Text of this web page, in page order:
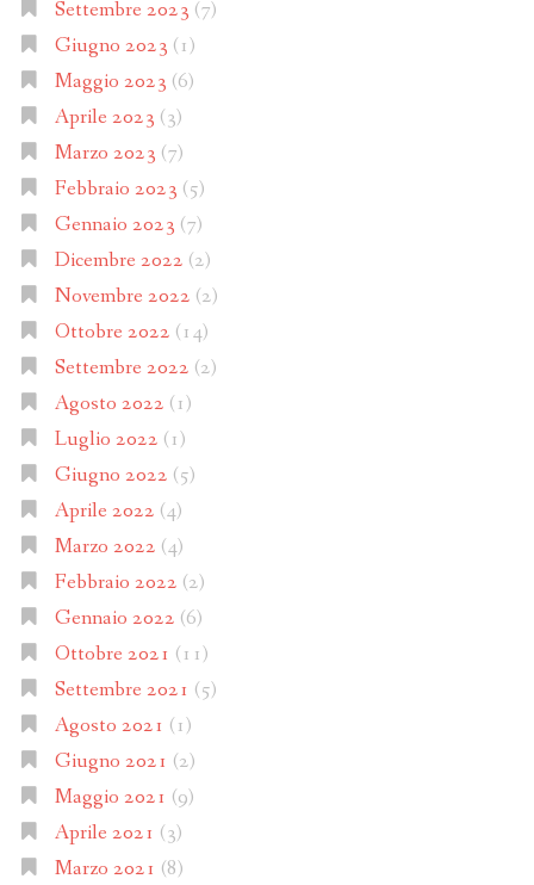
Settembre 2023 (7)
Giugno 2023 (1)
Maggio 2023 (6)
Aprile 2023 (3)
Marzo 2023 (7)
Febbraio 2023 (5)
Gennaio 2023 (7)
Dicembre 2022 (2)
Novembre 2022 (2)
Ottobre 2022 (14)
Settembre 2022 (2)
Agosto 2022 (1)
Luglio 2022 (1)
Giugno 2022 (5)
Aprile 2022 (4)
Marzo 2022 (4)
Febbraio 2022 (2)
Gennaio 2022 (6)
Ottobre 2021 (11)
Settembre 2021 (5)
Agosto 2021 (1)
Giugno 2021 (2)
Maggio 2021 (9)
Aprile 2021 (3)
Marzo 2021 (8)